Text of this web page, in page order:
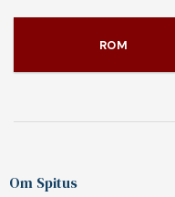
ROM
Om Spitus